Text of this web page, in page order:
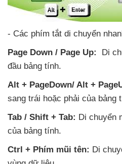
- Các phím tắt di chuyển
Page Down / Page Up:
Di
đầu bảng tính.
Alt + PageDown/ Alt +
sang trái hoặc phải của bảng
Tab / Shift + Tab: Di chuyển
của bảng tính.
Ctrl + Phím mũi tên: Di